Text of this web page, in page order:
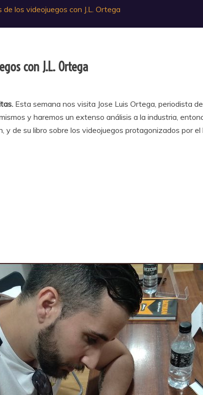
los videojuegos con J.L. Ortega
con J.L. Ortega
Esta semana nos visita Jose Luis Ortega, periodista
y haremos un extenso análisis a la industria,
de su libro sobre los videojuegos protagonizados por